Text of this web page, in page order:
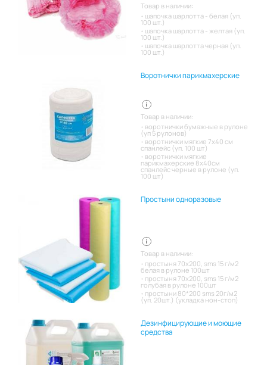
Товар в наличии:
шапочка шарлотта - белая (уп.
100 шт.)
шапочка шарлотта - желтая (уп.
100 шт.)
шапочка шарлотта черная (уп.
100 шт.)
Воротнички парикмахерские
Товар в наличии:
воротнички бумажные в рулоне
(уп 5 рулонов)
воротнички мягкие 7х40 см
спанлейс (уп. 100 шт)
воротнички мягкие
парикмахерские 8х40см
спанлейс черные в рулоне (уп.
100 шт)
Простыни одноразовые
Товар в наличии:
простыня 70х200, sms 15 г/м2
белая в рулоне 100шт
простыня 70х200, sms 15 г/м2
голубая в рулоне 100шт
простыни 80*200 sms 20г/м2
(уп. 20шт.) (укладка нон-стоп)
Дезинфицирующие и моющие
средства